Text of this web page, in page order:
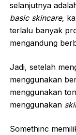
selanjutnya
basic skincare,
terlalu banyak
mengandung
Jadi, setelah
menggunakan
menggunakan
menggunakan
Somethinc